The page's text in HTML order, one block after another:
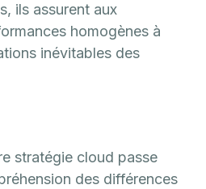
ils assurent aux
homogènes à
inévitables des
stratégie cloud passe
des différences